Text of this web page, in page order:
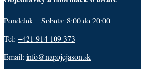
Pondelok – Sobota: 8:00 do 20:00
Tel: +421 914 109 373
Email: info@napojejason.sk